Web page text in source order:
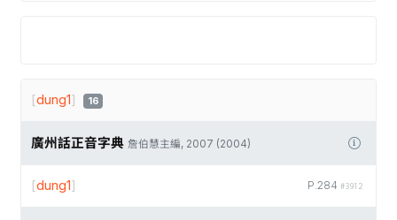
[dung1] 16
廣州話正音字典 詹伯慧主編, 2007 (2004)
P.284 #3912
[dung1]